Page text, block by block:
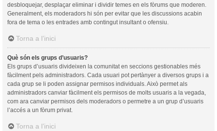
desbloquejar, desplaçar eliminar i dividir temes en els fòrums que moderen.
Generalment, els moderadors hi són per evitar que les discussions acabin
fora de tema o les entrades amb contingut insultant o ofensiu.
Torna a l’inici
Què són els grups d’usuaris?
Els grups d’usuaris divideixen la comunitat en seccions gestionables més
fàcilment pels administradors. Cada usuari pot pertànyer a diversos grups i a
cada grup se li poden assignar permisos individuals. Això permet als
administradors canviar fàcilment els permisos de molts usuaris a la vegada,
com ara canviar permisos dels moderadors o permetre a un grup d’usuaris
l’accés a un fòrum privat.
Torna a l’inici